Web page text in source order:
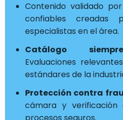
Contenido validado
confiables creadas
especialistas en el área.
Catálogo
Evaluaciones
estándares de la
Protección contra
cámara y verificación